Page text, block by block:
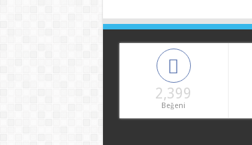
2,399
Beğeni